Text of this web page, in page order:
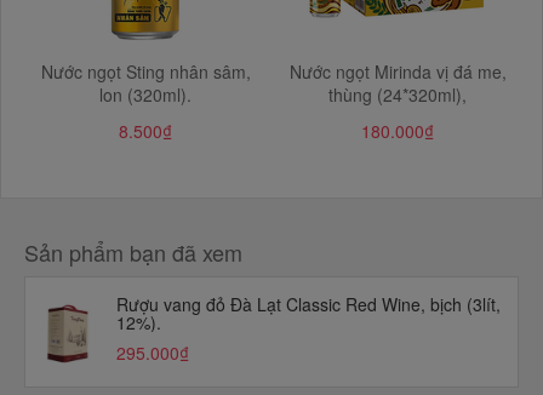
Nước ngọt Sting nhân sâm,
lon (320ml).
8.500₫
Nước ngọt Mirinda vị đá me,
thùng (24*320ml),
180.000₫
Sản phẩm bạn đã xem
Rượu vang đỏ Đà Lạt Classic Red Wine, bịch (3lít,
12%).
295.000₫